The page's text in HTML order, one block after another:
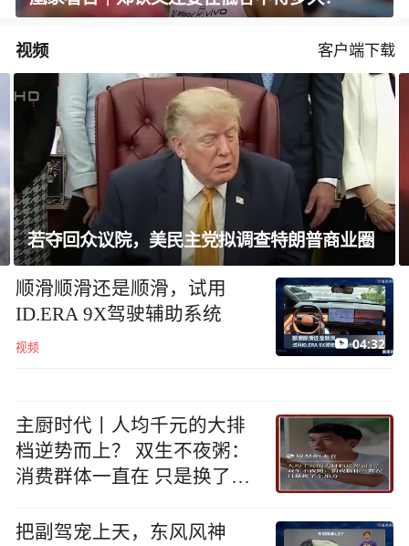
视频 客户端下载
若夺回众议院，美民主党拟调查特朗普商业圈
顺滑顺滑还是顺滑，试用
ID.ERA 9X驾驶辅助系统
视频 04:32
主厨时代丨人均千元的大排
档逆势而上？ 双生不夜粥：
消费群体一直在 只是换了个
把副驾宠上天，东风风神